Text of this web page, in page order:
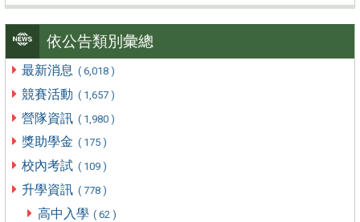
依公告類別彙總
最新消息 ( 6,018 )
競賽活動 ( 1,657 )
營隊資訊 ( 1,980 )
獎助學金 ( 175 )
校內考試 ( 109 )
升學資訊 ( 778 )
高中入學 ( 62 )